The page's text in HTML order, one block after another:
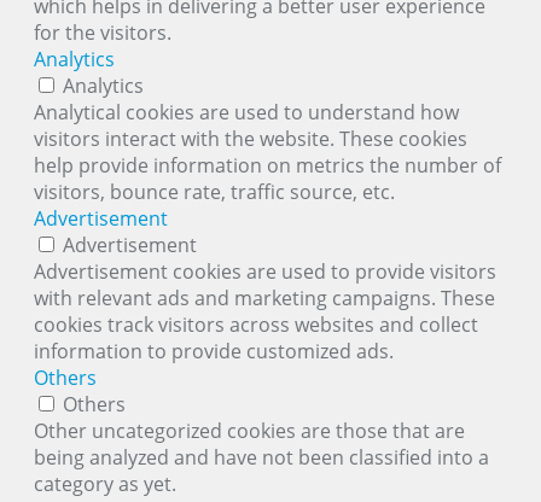
which helps in delivering a better user experience
for the visitors.
Analytics
Analytics
Analytical cookies are used to understand how
visitors interact with the website. These cookies
help provide information on metrics the number of
visitors, bounce rate, traffic source, etc.
Advertisement
Advertisement
Advertisement cookies are used to provide visitors
with relevant ads and marketing campaigns. These
cookies track visitors across websites and collect
information to provide customized ads.
Others
Others
Other uncategorized cookies are those that are
being analyzed and have not been classified into a
category as yet.